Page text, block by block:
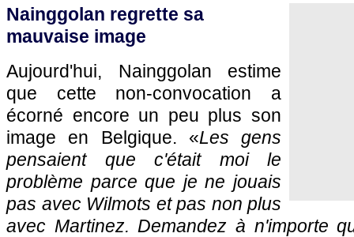
Nainggolan regrette sa
mauvaise image
Aujourd'hui, Nainggolan estime
que cette non-convocation a
écorné encore un peu plus son
image en Belgique. «Les gens
pensaient que c'était moi le
problème parce que je ne jouais
pas avec Wilmots et pas non plus
avec Martinez. Demandez à n'importe